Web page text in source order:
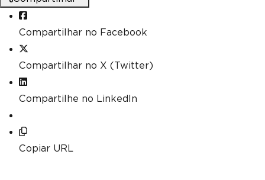
Compartilhar no Facebook
Compartilhar no X (Twitter)
Compartilhe no LinkedIn
Copiar URL